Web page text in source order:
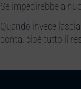
Se impedirebbe a
Quando invece
conta: cioè tutto il